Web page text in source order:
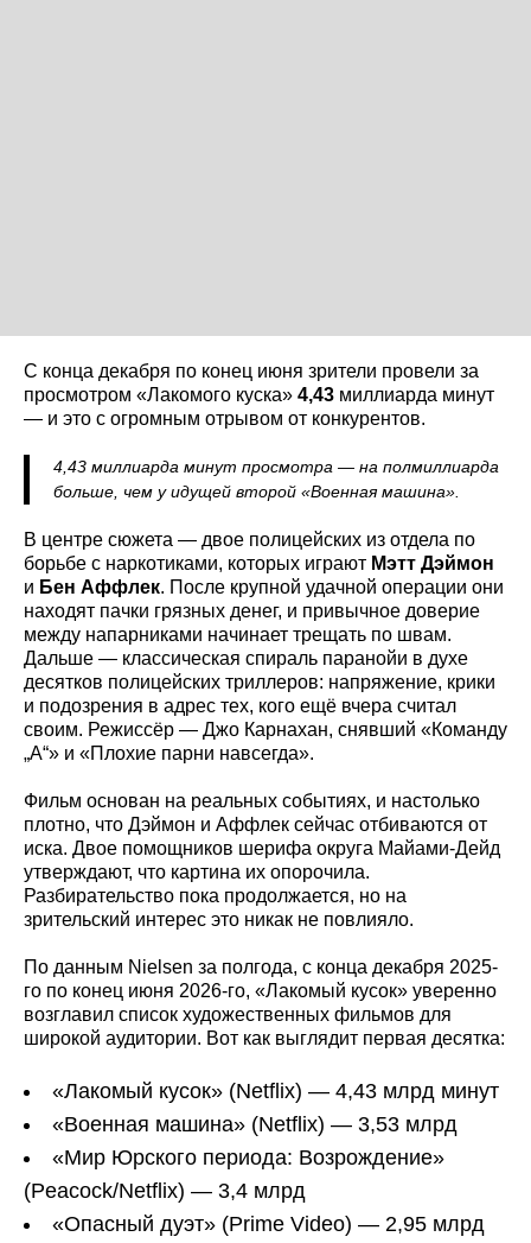
С конца декабря по конец июня зрители провели за
просмотром «Лакомого куска» 4,43 миллиарда минут
— и это с огромным отрывом от конкурентов.
4,43 миллиарда минут просмотра — на полмиллиарда
больше, чем у идущей второй «Военная машина».
В центре сюжета — двое полицейских из отдела по
борьбе с наркотиками, которых играют Мэтт Дэймон
и Бен Аффлек. После крупной удачной операции они
находят пачки грязных денег, и привычное доверие
между напарниками начинает трещать по швам.
Дальше — классическая спираль паранойи в духе
десятков полицейских триллеров: напряжение, крики
и подозрения в адрес тех, кого ещё вчера считал
своим. Режиссёр — Джо Карнахан, снявший «Команду
„А“» и «Плохие парни навсегда».
Фильм основан на реальных событиях, и настолько
плотно, что Дэймон и Аффлек сейчас отбиваются от
иска. Двое помощников шерифа округа Майами-Дейд
утверждают, что картина их опорочила.
Разбирательство пока продолжается, но на
зрительский интерес это никак не повлияло.
По данным Nielsen за полгода, с конца декабря 2025-
го по конец июня 2026-го, «Лакомый кусок» уверенно
возглавил список художественных фильмов для
широкой аудитории. Вот как выглядит первая десятка:
«Лакомый кусок» (Netflix) — 4,43 млрд минут
«Военная машина» (Netflix) — 3,53 млрд
«Мир Юрского периода: Возрождение»
(Peacock/Netflix) — 3,4 млрд
«Опасный дуэт» (Prime Video) — 2,95 млрд